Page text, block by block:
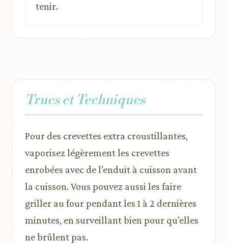
tenir.
Trucs et Techniques
Pour des crevettes extra croustillantes,
vaporisez légèrement les crevettes
enrobées avec de l’enduit à cuisson avant
la cuisson. Vous pouvez aussi les faire
griller au four pendant les 1 à 2 dernières
minutes, en surveillant bien pour qu’elles
ne brûlent pas.